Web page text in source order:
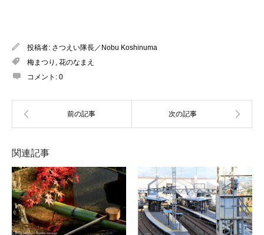
投稿者: さつえい隊長／Nobu Koshinuma
梅まつり , 花のなまえ
コメント: 0
関連記事